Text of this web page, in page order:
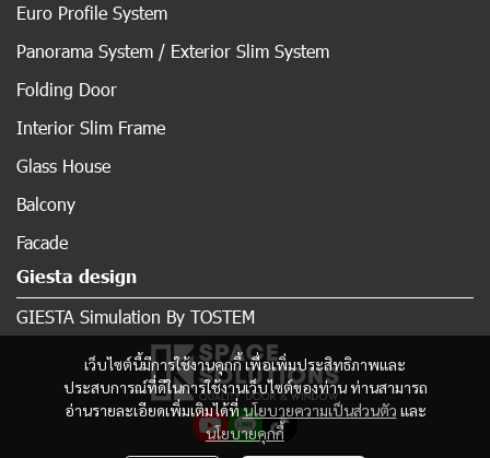
เว็บไซต์นี้มีการใช้งานคุกกี้ เพื่อเพิ่มประสิทธิภาพและ
ประสบการณ์ที่ดีในการใช้งานเว็บไซต์ของท่าน ท่านสามารถ
อ่านรายละเอียดเพิ่มเติมได้ที่นโยบายความเป็นส่วนตัว และ
นโยบายคุกกี้
Euro Profile System
Panorama System / Exterior Slim System
Folding Door
Interior Slim Frame
Glass House
Balcony
Facade
Giesta design
GIESTA Simulation By TOSTEM